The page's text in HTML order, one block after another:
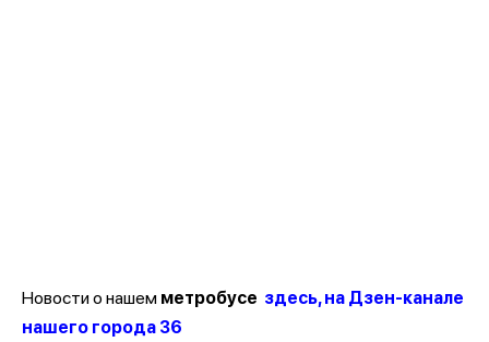
Новости о нашем метробусе здесь, на Дзен-канале
нашего города 36